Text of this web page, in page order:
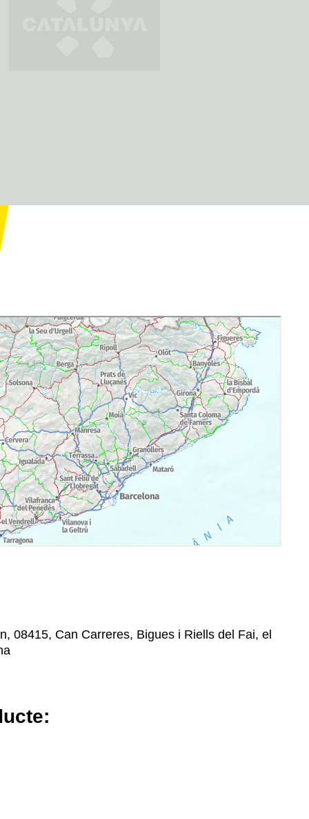
08415, Can Carreres, Bigues i Riells del Fai, el